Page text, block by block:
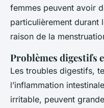
femmes peuvent avoir
particulièrement durant
raison de la
Problèmes digestifs
Les troubles digestifs,
l’inflammation
irritable, peuvent